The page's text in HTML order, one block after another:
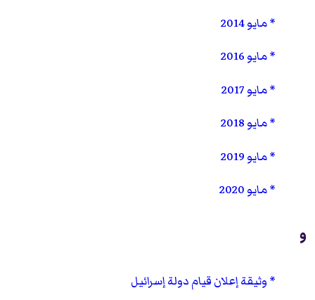
مايو 2014
مايو 2016
مايو 2017
مايو 2018
مايو 2019
مايو 2020
و
وثيقة إعلان قيام دولة إسرائيل